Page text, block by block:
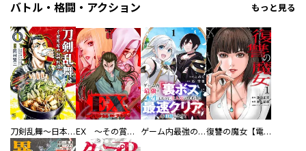
バトル・格闘・アクション もっと見る
刀剣乱舞～日本号つれづれ酒～ EX ～その賞金稼ぎは、世界の出口を探す～【単行本版】 ゲーム内最強の『裏ボス』に転生したので、主人公の代わりに最速クリアを目指します！【電子単行本版】 復讐の魔女【電子単行本版】